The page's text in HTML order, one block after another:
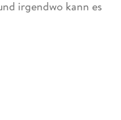
irgendwo kann es